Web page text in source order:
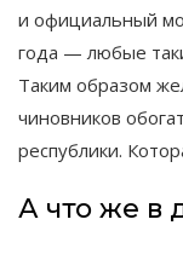
и официальный
года — любые
Таким образом
чиновников
республики.
А что же в